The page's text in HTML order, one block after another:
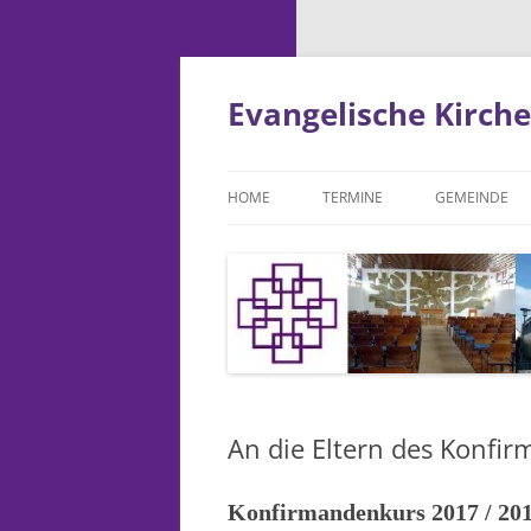
Zum
Evangelische
HOME TERMINE GEMEINDE
„BOTE“
An die Eltern des
Konfirmandenkurs 2017 /